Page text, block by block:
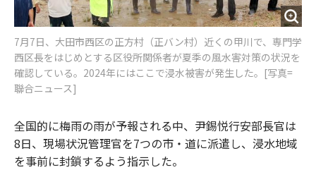
7月7日、大田市西区の正方村（正バン村）近くの甲川で、専門学
西区長をはじめとする区役所関係者が夏季の風水害対策の状況を
確認している。2024年にはここで浸水被害が発生した。[写真=
聯合ニュース]
全国的に梅雨の雨が予報される中、尹錫悦行安部長官は
8日、現場状況管理官を7つの市・道に派遣し、浸水地域
を事前に封鎖するよう指示した。